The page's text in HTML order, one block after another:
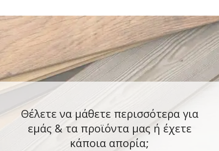
Θέλετε να μάθετε περισσότερα για
εμάς & τα προϊόντα μας ή έχετε
κάποια απορία;